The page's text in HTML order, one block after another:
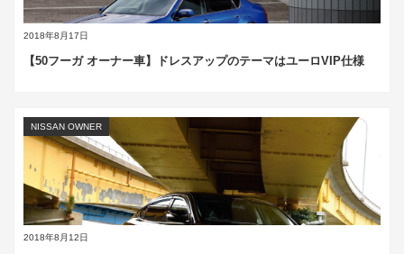
2018年8月17日
【50フーガ オーナー車】ドレスアップのテーマはユーロVIP仕様
2018年8月12日
NISSAN OWNER